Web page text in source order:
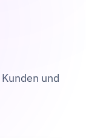
und